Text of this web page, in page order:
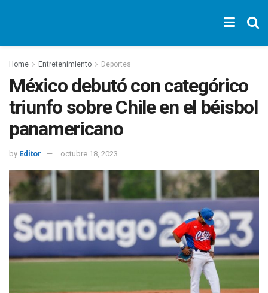
Home Entretenimiento Deportes
México debutó con categórico
triunfo sobre Chile en el béisbol
panamericano
by Editor octubre 18, 2023